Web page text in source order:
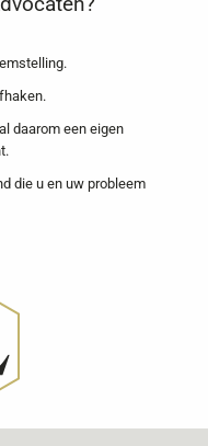
daarom een eigen
die u en uw probleem